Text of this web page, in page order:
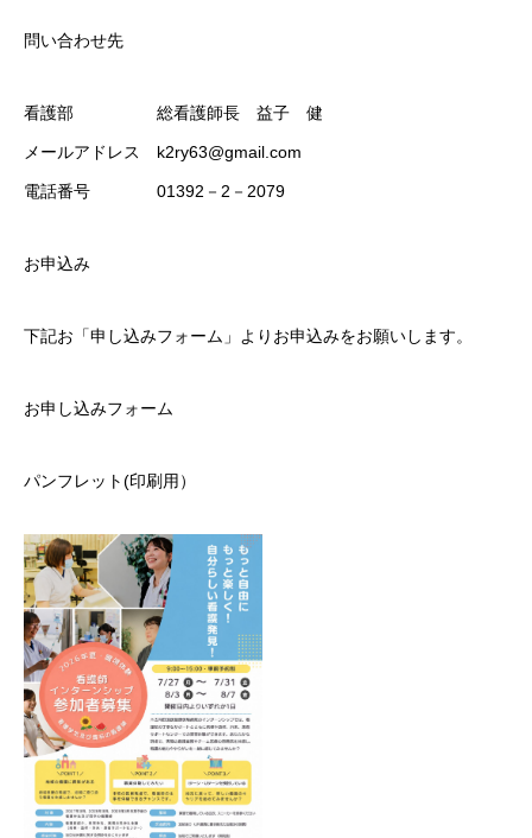
問い合わせ先
看護部 総看護師長 益子 健
メールアドレス k2ry63@gmail.com
電話番号 01392－2－2079
お申込み
下記お「申し込みフォーム」よりお申込みをお願いします。
お申し込みフォーム
パンフレット(印刷用）